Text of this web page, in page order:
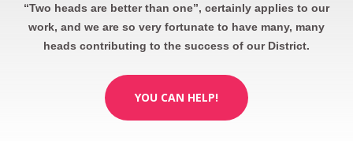
“Two heads are better than one”, certainly applies to our
work, and we are so very fortunate to have many, many
heads contributing to the success of our District.
YOU CAN HELP!